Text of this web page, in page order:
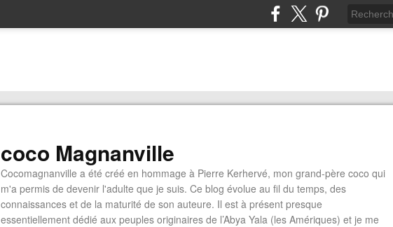
coco Magnanville
Cocomagnanville a été créé en hommage à Pierre Kerhervé, mon grand-père coco qui
m'a permis de devenir l'adulte que je suis. Ce blog évolue au fil du temps, des
connaissances et de la maturité de son auteure. Il est à présent presque
essentiellement dédié aux peuples originaires de l’Abya Yala (les Amériques) et je me